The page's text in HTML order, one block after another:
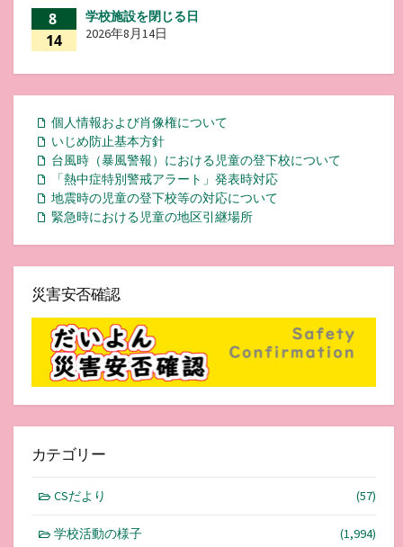
8
14
学校施設を閉じる日
2026年8月14日
個人情報および肖像権について
いじめ防止基本方針
台風時（暴風警報）における児童の登下校について
「熱中症特別警戒アラート」発表時対応
地震時の児童の登下校等の対応について
緊急時における児童の地区引継場所
災害安否確認
カテゴリー
CSだより (57)
学校活動の様子 (1,994)